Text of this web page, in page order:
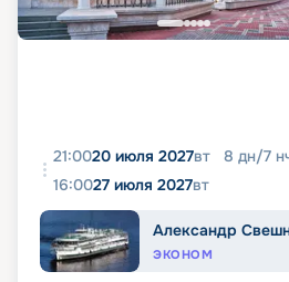
21:0020 июля 2027вт 8 дн/7
16:0027 июля 2027вт
Александр
ЭКОНОМ